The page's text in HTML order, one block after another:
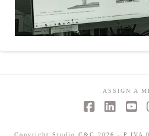
ASSIGN A
Copyright Studio C&C 2026 - P.IVA